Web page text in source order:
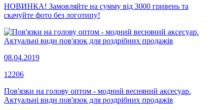
НОВИНКА! Замовляйте на сумму від 3000 гривень та
скачуйте фото без логотипу!
08.04.2019
12206
Пов'язки на голову оптом - модний весняний аксесуар.
Актуальні види пов'язок для роздрібних продажів